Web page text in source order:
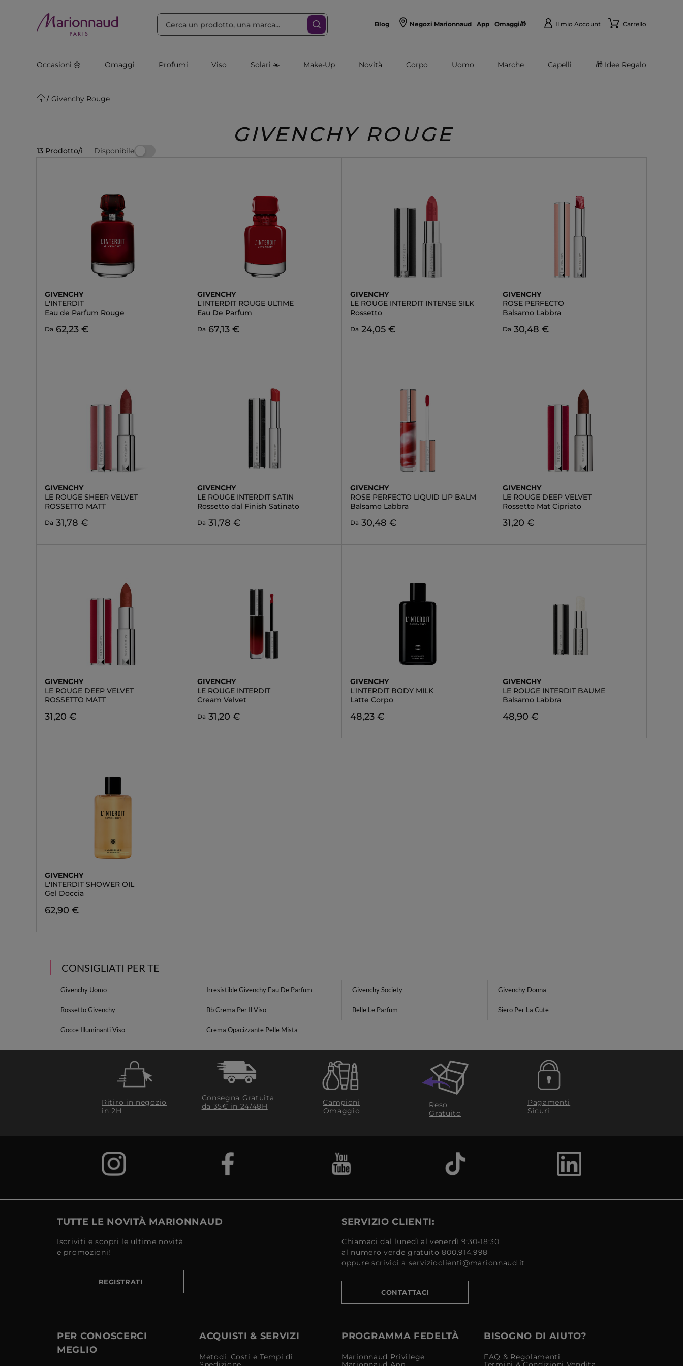
Blog Negozi Marionnaud App Omaggi🎁 Il mio Account Carrello
Occasioni 🌼 Omaggi Profumi Viso Solari ☀️ Make-Up Novità Corpo Uomo Marche Capelli 🎁 Idee Regalo
Givenchy Rouge
GIVENCHY ROUGE
13 Prodotto/i Disponibile
GIVENCHY
L'INTERDIT
Eau de Parfum Rouge
Da 62,23 €
GIVENCHY
L'INTERDIT ROUGE ULTIME
Eau De Parfum
Da 67,13 €
GIVENCHY
LE ROUGE INTERDIT INTENSE SILK
Rossetto
Da 24,05 €
GIVENCHY
ROSE PERFECTO
Balsamo Labbra
Da 30,48 €
GIVENCHY
LE ROUGE SHEER VELVET
ROSSETTO MATT
Da 31,78 €
GIVENCHY
LE ROUGE INTERDIT SATIN
Rossetto dal Finish Satinato
Da 31,78 €
GIVENCHY
ROSE PERFECTO LIQUID LIP BALM
Balsamo Labbra
Da 30,48 €
GIVENCHY
LE ROUGE DEEP VELVET
Rossetto Mat Cipriato
31,20 €
GIVENCHY
LE ROUGE DEEP VELVET
ROSSETTO MATT
31,20 €
GIVENCHY
LE ROUGE INTERDIT
Cream Velvet
Da 31,20 €
GIVENCHY
L'INTERDIT BODY MILK
Latte Corpo
48,23 €
GIVENCHY
LE ROUGE INTERDIT BAUME
Balsamo Labbra
48,90 €
GIVENCHY
L'INTERDIT SHOWER OIL
Gel Doccia
62,90 €
CONSIGLIATI PER TE
Givenchy Uomo Irresistible Givenchy Eau De Parfum Givenchy Society Givenchy Donna
Rossetto Givenchy Bb Crema Per Il Viso Belle Le Parfum Siero Per La Cute
Gocce Illuminanti Viso Crema Opacizzante Pelle Mista
Ritiro in negozio
in 2H
Consegna Gratuita
da 35€​ in 24/48H
Campioni
Omaggio
Reso
Gratuito
Pagamenti
Sicuri
TUTTE LE NOVITÀ MARIONNAUD
Iscriviti e scopri le ultime novità
e promozioni!
REGISTRATI
SERVIZIO CLIENTI:
Chiamaci dal lunedì al venerdì 9:30-18:30
al numero verde gratuito 800.914.998
oppure scrivici a servizioclienti@marionnaud.it
CONTATTACI
PER CONOSCERCI
MEGLIO
ACQUISTI & SERVIZI
Metodi, Costi e Tempi di
PROGRAMMA FEDELTÀ
Marionnaud Privilege
BISOGNO DI AIUTO?
FAQ & Regolamenti